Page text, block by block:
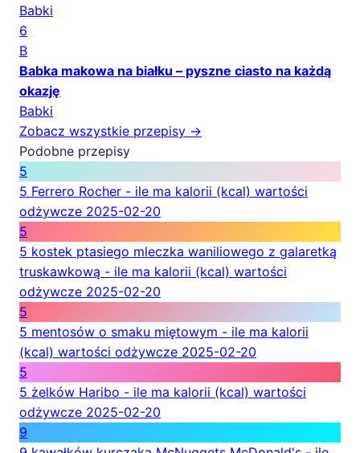
Babki
6
B
Babka makowa na białku – pyszne ciasto na każdą
okazję
Babki
Zobacz wszystkie przepisy →
Podobne przepisy
5
5 Ferrero Rocher - ile ma kalorii (kcal) wartości
odżywcze 2025-02-20
5
5 kostek ptasiego mleczka waniliowego z galaretką
truskawkową - ile ma kalorii (kcal) wartości
odżywcze 2025-02-20
5
5 mentosów o smaku miętowym - ile ma kalorii
(kcal) wartości odżywcze 2025-02-20
5
5 żelków Haribo - ile ma kalorii (kcal) wartości
odżywcze 2025-02-20
9